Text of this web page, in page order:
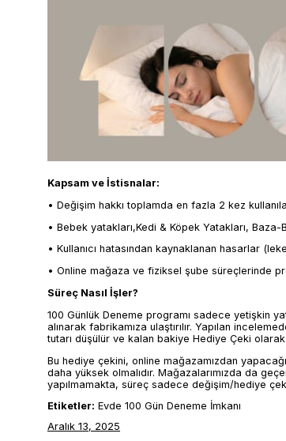
Kapsam ve İstisnalar:
• Değişim hakkı toplamda en fazla 2 kez
• Bebek yatakları,Kedi & Köpek Yatakları, Baza-
• Kullanıcı hatasından kaynaklanan hasarlar
• Online mağaza ve fiziksel şube süreçlerinde
Süreç Nasıl İşler?
100 Günlük Deneme programı sadece yetişkin
alınarak fabrikamıza ulaştırılır. Yapılan
tutarı düşülür ve kalan bakiye Hediye Çeki olarak
Bu hediye çekini, online mağazamızdan
daha yüksek olmalıdır. Mağazalarımızda da
yapılmamakta, süreç sadece değişim/hediye
Etiketler: Evde 100 Gün Deneme İmkanı
Aralık 13, 2025